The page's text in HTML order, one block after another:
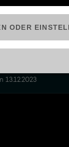
im Job &
13.12.2023